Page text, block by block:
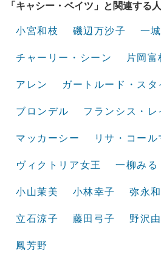
「キャシー・ベイツ」と関連する
小宮和枝 磯辺万沙子 一
チャーリー・シーン 片岡富
アレン ガートルード・スタ
ブロンデル フランシス・レ
マッカーシー リサ・コール
ヴィクトリア女王 一柳みる
小山茉美 小林幸子 弥永
立石涼子 藤田弓子 野沢
鳳芳野